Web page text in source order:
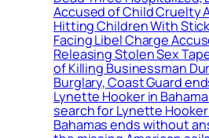
Accused of Child Cruelty
Hitting Children With
Facing Libel Charge
Releasing Stolen Sex
of Killing Businessman
Burglary, Coast Guard
Lynette Hooker in
search for Lynette
Bahamas ends without